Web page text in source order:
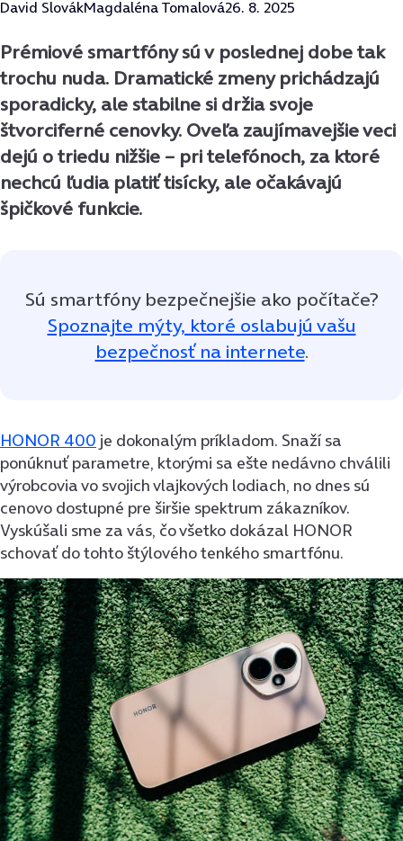
David SlovákMagdaléna Tomalová26. 8. 2025
Prémiové smartfóny sú v poslednej dobe tak
trochu nuda. Dramatické zmeny prichádzajú
sporadicky, ale stabilne si držia svoje
štvorciferné cenovky. Oveľa zaujímavejšie veci
dejú o triedu nižšie – pri telefónoch, za ktoré
nechcú ľudia platiť tisícky, ale očakávajú
špičkové funkcie.
Sú smartfóny bezpečnejšie ako počítače?
Spoznajte mýty, ktoré oslabujú vašu
bezpečnosť na internete.
HONOR 400 je dokonalým príkladom. Snaží sa
ponúknuť parametre, ktorými sa ešte nedávno chválili
výrobcovia vo svojich vlajkových lodiach, no dnes sú
cenovo dostupné pre širšie spektrum zákazníkov.
Vyskúšali sme za vás, čo všetko dokázal HONOR
schovať do tohto štýlového tenkého smartfónu.